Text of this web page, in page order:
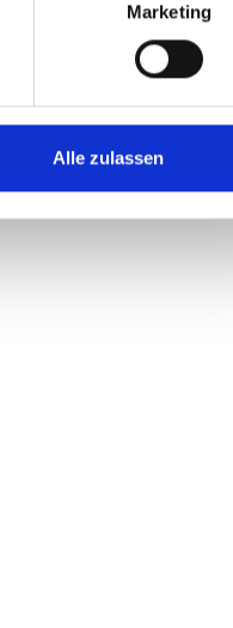
Marketing
Alle zulassen